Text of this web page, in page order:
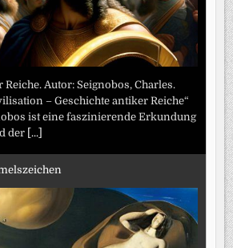
Autor: Seignobos, Charles.
– Geschichte antiker Reiche“
ist eine faszinierende Erkundung
der [...]